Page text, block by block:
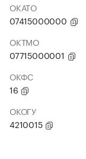
ОКАТО
07415000000
ОКТМО
07715000001
ОКФС
16
ОКОГУ
4210015